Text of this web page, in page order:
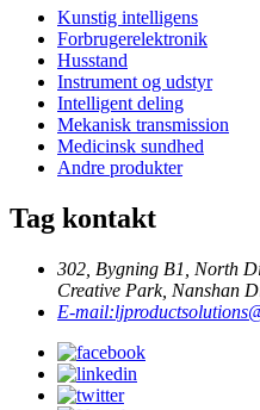
Kunstig intelligens
Forbrugerelektronik
Husstand
Instrument og udstyr
Intelligent deling
Mekanisk transmission
Medicinsk sundhed
Andre produkter
Tag kontakt
302, Bygning B1, North
Creative Park, Nanshan
E-mail: